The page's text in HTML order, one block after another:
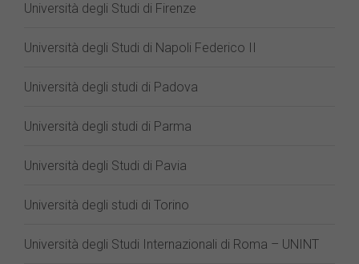
Università degli Studi di Firenze
Università degli Studi di Napoli Federico II
Università degli studi di Padova
Università degli studi di Parma
Università degli Studi di Pavia
Università degli studi di Torino
Università degli Studi Internazionali di Roma – UNINT